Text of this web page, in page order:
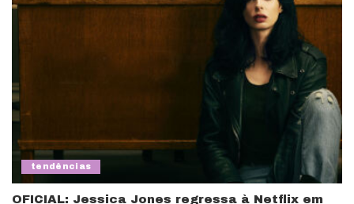
tendências
OFICIAL: Jessica Jones regressa à Netflix em